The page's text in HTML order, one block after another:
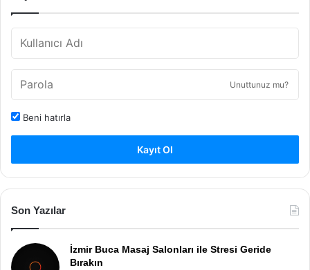
Unuttunuz mu?
Beni hatırla
Kayıt Ol
Son Yazılar
İzmir Buca Masaj Salonları ile Stresi Geride
Bırakın